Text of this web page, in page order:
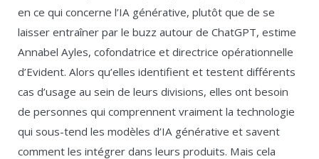
en ce qui concerne l’IA générative, plutôt que de se
laisser entraîner par le buzz autour de ChatGPT, estime
Annabel Ayles, cofondatrice et directrice opérationnelle
d’Evident. Alors qu’elles identifient et testent différents
cas d’usage au sein de leurs divisions, elles ont besoin
de personnes qui comprennent vraiment la technologie
qui sous-tend les modèles d’IA générative et savent
comment les intégrer dans leurs produits. Mais cela